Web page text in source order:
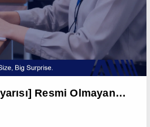
Resmi Olmayan